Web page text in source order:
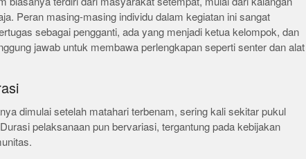
Peran masing-masing individu dalam kegiatan ini sangat
sebagai pengganti, ada yang menjadi ketua kelompok, dan
jawab untuk membawa perlengkapan seperti senter dan alat
dimulai setelah matahari terbenam, sering kali sekitar pukul
pelaksanaan pun bervariasi, tergantung pada kebijakan